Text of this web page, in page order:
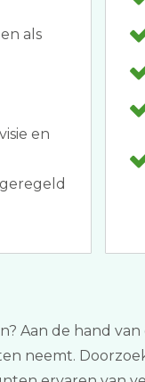
als
en
de hand
neemt.